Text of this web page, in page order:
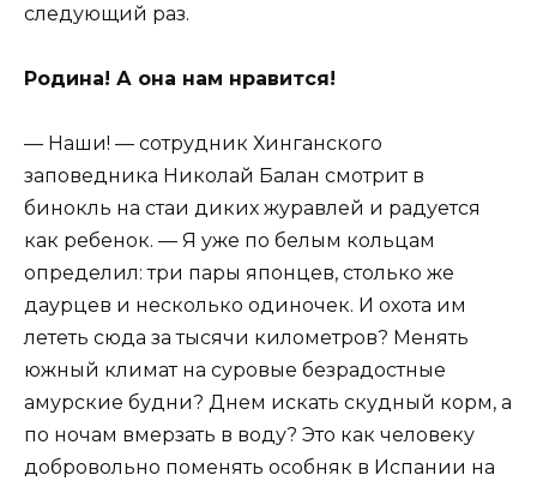
следующий раз.
Родина! А она нам нравится!
— Наши! — сотрудник Хинганского
заповедника Николай Балан смотрит в
бинокль на стаи диких журавлей и радуется
как ребенок. — Я уже по белым кольцам
определил: три пары японцев, столько же
даурцев и несколько одиночек. И охота им
лететь сюда за тысячи километров? Менять
южный климат на суровые безрадостные
амурские будни? Днем искать скудный корм, а
по ночам вмерзать в воду? Это как человеку
добровольно поменять особняк в Испании на